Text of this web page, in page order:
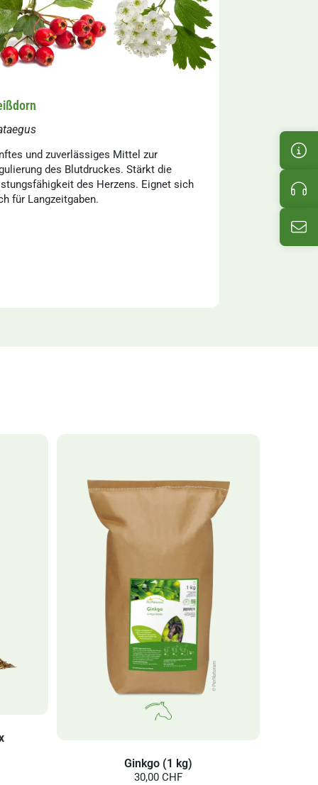
und zuverlässiges Mittel zur
des Blutdruckes. Stärkt die
des Herzens. Eignet sich
für Langzeitgaben.
Ginkgo (1 kg)
30,00 CHF
E-